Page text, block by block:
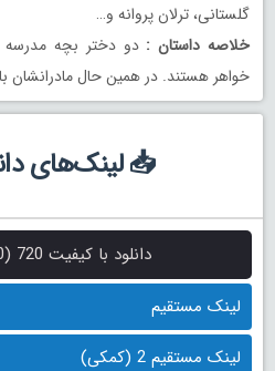
گلستانی، ترلان پروانه و…
خلاصه داستان : دو دختر بچه
خواهر هستند. در همین حال
📥 لینک‌های
دانلود با کیفیت 720 (750 مگابایت )
لینک مستقیم
لینک مستقیم 2 (کمکی)